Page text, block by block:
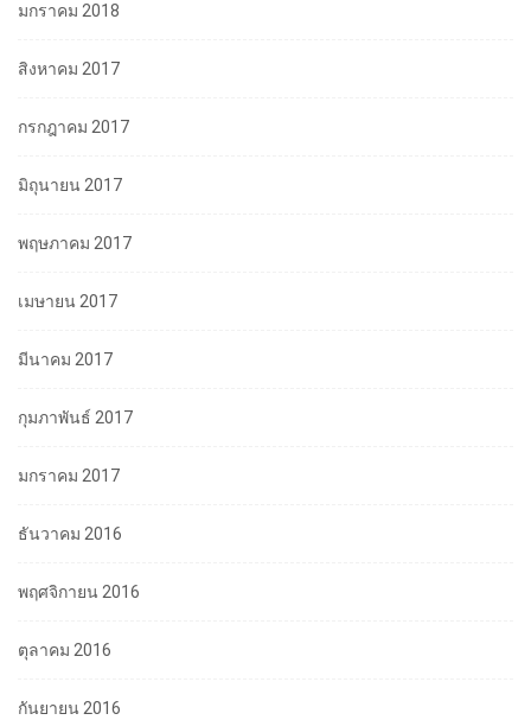
มกราคม 2018
สิงหาคม 2017
กรกฎาคม 2017
มิถุนายน 2017
พฤษภาคม 2017
เมษายน 2017
มีนาคม 2017
กุมภาพันธ์ 2017
มกราคม 2017
ธันวาคม 2016
พฤศจิกายน 2016
ตุลาคม 2016
กันยายน 2016